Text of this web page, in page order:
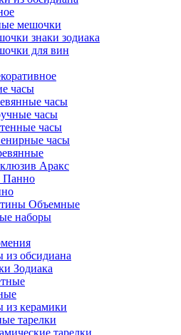
мешочки
знаки зодиака
для вин
часы
часы
часы
часы
часы
Аракс
Панно
Объемные
наборы
обсидиана
Зодиака
из керамики
тарелки
тарелки